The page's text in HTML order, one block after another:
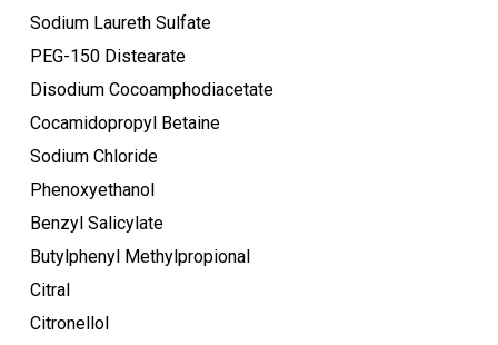
Sodium Laureth Sulfate
PEG-150 Distearate
Disodium Cocoamphodiacetate
Cocamidopropyl Betaine
Sodium Chloride
Phenoxyethanol
Benzyl Salicylate
Butylphenyl Methylpropional
Citral
Citronellol